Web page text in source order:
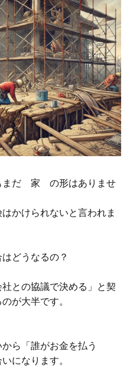
まだ 家 の形はありませ
かけられないと言われま
どうなるの？
社との協議で決める」と契
が大半です。
ら「誰がお金を払う
になります。